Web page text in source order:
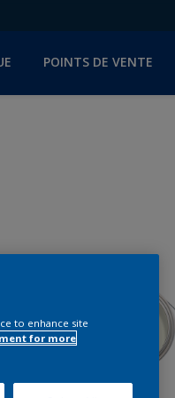
POINTS DE VENTE
to enhance site
for more